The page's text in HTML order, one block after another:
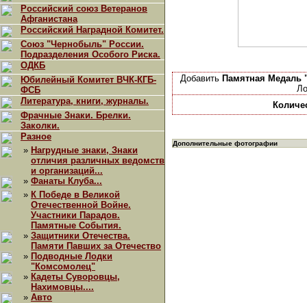
Российский союз Ветеранов
Афганистана
Российский Наградной Комитет.
Союз "Чернобыль" России.
Подразделения Особого Риска.
ОДКБ
Юбилейный Комитет ВЧК-КГБ-
ФСБ
Литература, книги, журналы.
Фрачные Знаки. Брелки.
Заколки.
Разное
» Нагрудные знаки, Знаки
отличия различных ведомств
и организаций...
» Фанаты Клуба...
» К Победе в Великой
Отечественной Войне.
Участники Парадов.
Памятные События.
» Защитники Отечества.
Памяти Павших за Отечество
» Подводные Лодки
"Комсомолец"
» Кадеты Суворовцы,
Нахимовцы....
» Авто
Добавить Памятная Медаль
Дополнительные фотографии